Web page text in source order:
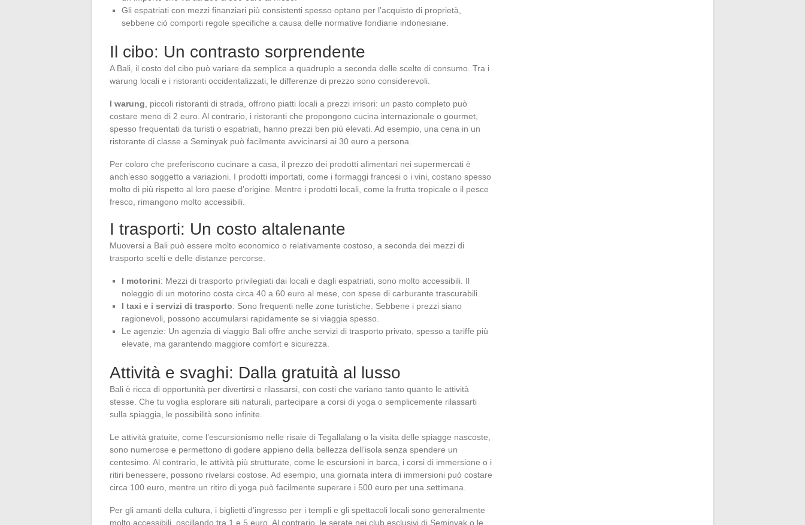
Gli espatriati con mezzi finanziari più consistenti spesso optano per l’acquisto di proprietà,
sebbene ciò comporti regole specifiche a causa delle normative fondiarie indonesiane.
Il cibo: Un contrasto sorprendente
A Bali, il costo del cibo può variare da semplice a quadruplo a seconda delle scelte di consumo. Tra i
warung locali e i ristoranti occidentalizzati, le differenze di prezzo sono considerevoli.
I warung , piccoli ristoranti di strada, offrono piatti locali a prezzi irrisori: un pasto completo può
costare meno di 2 euro. Al contrario, i ristoranti che propongono cucina internazionale o gourmet,
spesso frequentati da turisti o espatriati, hanno prezzi ben più elevati. Ad esempio, una cena in un
ristorante di classe a Seminyak può facilmente avvicinarsi ai 30 euro a persona.
Per coloro che preferiscono cucinare a casa, il prezzo dei prodotti alimentari nei supermercati è
anch’esso soggetto a variazioni. I prodotti importati, come i formaggi francesi o i vini, costano spesso
molto di più rispetto al loro paese d’origine. Mentre i prodotti locali, come la frutta tropicale o il pesce
fresco, rimangono molto accessibili.
I trasporti: Un costo altalenante
Muoversi a Bali può essere molto economico o relativamente costoso, a seconda dei mezzi di
trasporto scelti e delle distanze percorse.
I motorini: Mezzi di trasporto privilegiati dai locali e dagli espatriati, sono molto accessibili. Il
noleggio di un motorino costa circa 40 a 60 euro al mese, con spese di carburante trascurabili.
I taxi e i servizi di trasporto: Sono frequenti nelle zone turistiche. Sebbene i prezzi siano
ragionevoli, possono accumularsi rapidamente se si viaggia spesso.
Le agenzie: Un agenzia di viaggio Bali offre anche servizi di trasporto privato, spesso a tariffe più
elevate, ma garantendo maggiore comfort e sicurezza.
Attività e svaghi: Dalla gratuità al lusso
Bali è ricca di opportunità per divertirsi e rilassarsi, con costi che variano tanto quanto le attività
stesse. Che tu voglia esplorare siti naturali, partecipare a corsi di yoga o semplicemente rilassarti
sulla spiaggia, le possibilità sono infinite.
Le attività gratuite, come l’escursionismo nelle risaie di Tegallalang o la visita delle spiagge nascoste,
sono numerose e permettono di godere appieno della bellezza dell’isola senza spendere un
centesimo. Al contrario, le attività più strutturate, come le escursioni in barca, i corsi di immersione o i
ritiri benessere, possono rivelarsi costose. Ad esempio, una giornata intera di immersioni può costare
circa 100 euro, mentre un ritiro di yoga può facilmente superare i 500 euro per una settimana.
Per gli amanti della cultura, i biglietti d’ingresso per i templi e gli spettacoli locali sono generalmente
molto accessibili, oscillando tra 1 e 5 euro. Al contrario, le serate nei club esclusivi di Seminyak o le